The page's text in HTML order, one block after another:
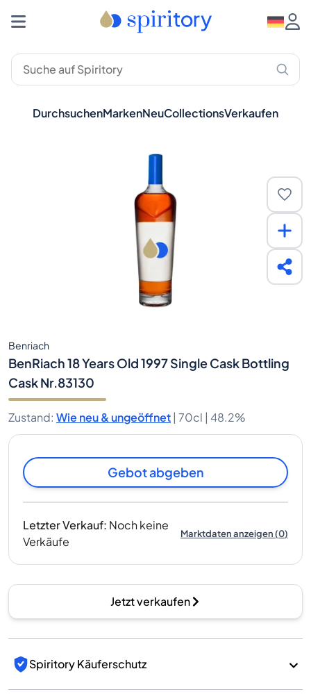
DurchsuchenMarkenNeuCollectionsVerkaufen
Benriach
BenRiach 18 Years Old 1997 Single Cask Bottling
Cask Nr.83130
Zustand: Wie neu & ungeöffnet | 70cl | 48.2%
Gebot abgeben
Letzter Verkauf: Noch keine
Verkäufe
Marktdaten anzeigen(0)
Jetzt verkaufen
Spiritory Käuferschutz